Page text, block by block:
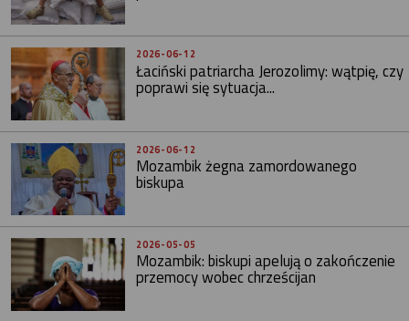
2026-06-12
Łaciński patriarcha Jerozolimy: wątpię, czy
poprawi się sytuacja...
2026-06-12
Mozambik żegna zamordowanego
biskupa
2026-05-05
Mozambik: biskupi apelują o zakończenie
przemocy wobec chrześcijan